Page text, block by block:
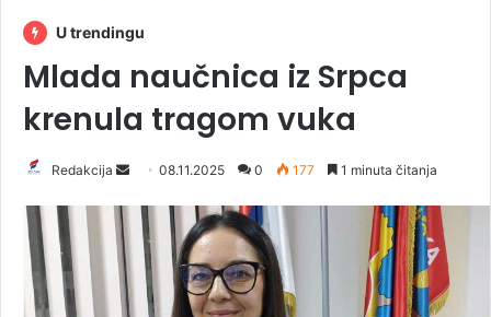
U trendingu
Mlada naučnica iz Srpca
krenula tragom vuka
Redakcija 08.11.2025 0 177 1 minuta čitanja